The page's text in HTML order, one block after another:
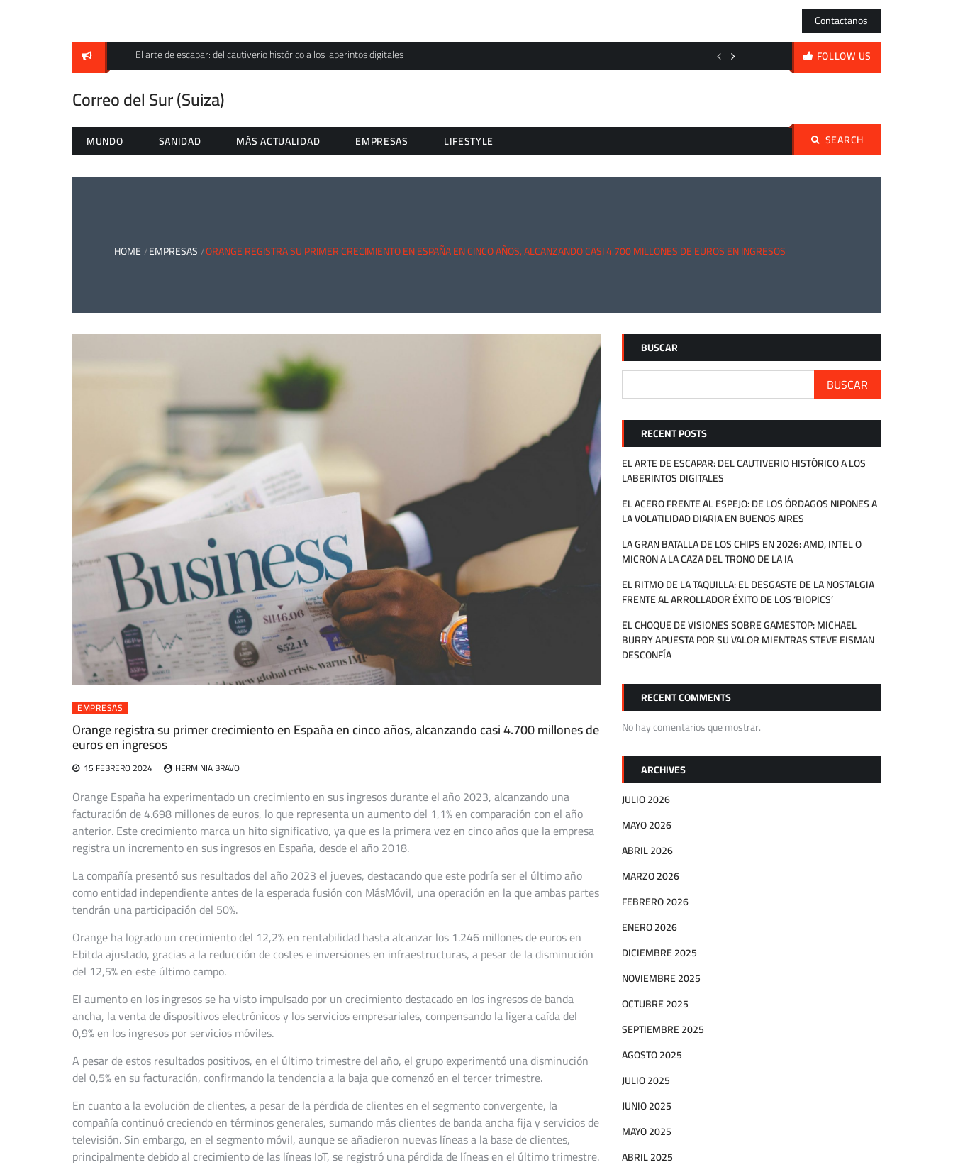
Contactanos
El arte de escapar: del cautiverio histórico a los laberintos digitales
El acero frente al espejo: de los órdagos nipones a la volatilidad diaria
FOLLOW US
Correo del Sur (Suiza)
MUNDO SANIDAD MÁS ACTUALIDAD EMPRESAS LIFESTYLE SEARCH
Buscar:
HOME EMPRESAS ORANGE REGISTRA SU PRIMER CRECIMIENTO EN ESPAÑA EN CINCO AÑOS, ALCANZANDO CASI 4.700 MILLONES DE EUROS EN INGRESOS
EMPRESAS
Orange registra su primer crecimiento en España en cinco años, alcanzando casi 4.700 millones de
euros en ingresos
15 FEBRERO 2024 HERMINIA BRAVO
Orange España ha experimentado un crecimiento en sus ingresos durante el año 2023, alcanzando una
facturación de 4.698 millones de euros, lo que representa un aumento del 1,1% en comparación con el año
anterior. Este crecimiento marca un hito significativo, ya que es la primera vez en cinco años que la empresa
registra un incremento en sus ingresos en España, desde el año 2018.
La compañía presentó sus resultados del año 2023 el jueves, destacando que este podría ser el último año
como entidad independiente antes de la esperada fusión con MásMóvil, una operación en la que ambas partes
tendrán una participación del 50%.
Orange ha logrado un crecimiento del 12,2% en rentabilidad hasta alcanzar los 1.246 millones de euros en
Ebitda ajustado, gracias a la reducción de costes e inversiones en infraestructuras, a pesar de la disminución
del 12,5% en este último campo.
El aumento en los ingresos se ha visto impulsado por un crecimiento destacado en los ingresos de banda
ancha, la venta de dispositivos electrónicos y los servicios empresariales, compensando la ligera caída del
0,9% en los ingresos por servicios móviles.
A pesar de estos resultados positivos, en el último trimestre del año, el grupo experimentó una disminución
del 0,5% en su facturación, confirmando la tendencia a la baja que comenzó en el tercer trimestre.
En cuanto a la evolución de clientes, a pesar de la pérdida de clientes en el segmento convergente, la
compañía continuó creciendo en términos generales, sumando más clientes de banda ancha fija y servicios de
televisión. Sin embargo, en el segmento móvil, aunque se añadieron nuevas líneas a la base de clientes,
principalmente debido al crecimiento de las líneas IoT, se registró una pérdida de líneas en el último trimestre.
BUSCAR
BUSCAR
RECENT POSTS
EL ARTE DE ESCAPAR: DEL CAUTIVERIO HISTÓRICO A LOS
LABERINTOS DIGITALES
EL ACERO FRENTE AL ESPEJO: DE LOS ÓRDAGOS NIPONES A
LA VOLATILIDAD DIARIA EN BUENOS AIRES
LA GRAN BATALLA DE LOS CHIPS EN 2026: AMD, INTEL O
MICRON A LA CAZA DEL TRONO DE LA IA
EL RITMO DE LA TAQUILLA: EL DESGASTE DE LA NOSTALGIA
FRENTE AL ARROLLADOR ÉXITO DE LOS ‘BIOPICS’
EL CHOQUE DE VISIONES SOBRE GAMESTOP: MICHAEL
BURRY APUESTA POR SU VALOR MIENTRAS STEVE EISMAN
DESCONFÍA
RECENT COMMENTS
No hay comentarios que mostrar.
ARCHIVES
JULIO 2026
MAYO 2026
ABRIL 2026
MARZO 2026
FEBRERO 2026
ENERO 2026
DICIEMBRE 2025
NOVIEMBRE 2025
OCTUBRE 2025
SEPTIEMBRE 2025
AGOSTO 2025
JULIO 2025
JUNIO 2025
MAYO 2025
ABRIL 2025